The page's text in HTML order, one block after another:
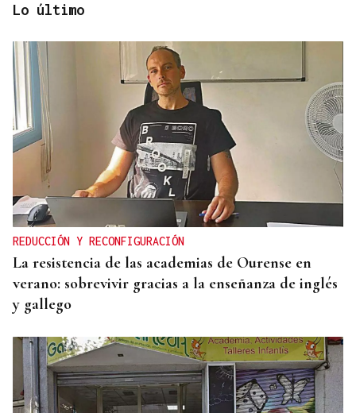
RETIRADAS DE ESCOMBROS
A Bouza avanza “poco a poco” hacia su nueva
normalidad tras las riadas
Lo último
REDUCCIÓN Y RECONFIGURACIÓN
La resistencia de las academias de Ourense en
verano: sobrevivir gracias a la enseñanza de inglés
y gallego